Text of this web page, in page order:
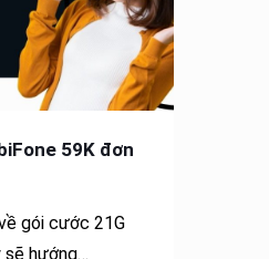
59K đơn
gói cước 21G
sẽ hướng…